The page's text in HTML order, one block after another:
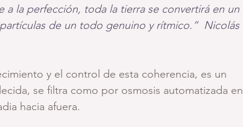
a la perfección, toda la tierra se convertirá en un
de un todo genuino y rítmico.”  Nicolás
y el control de esta coherencia, es un
se filtra como por osmosis automatizada en
hacia afuera.